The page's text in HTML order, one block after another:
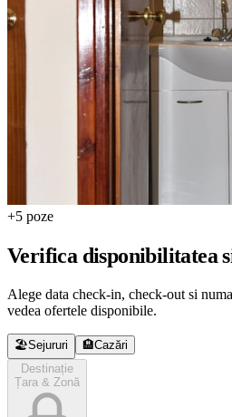
+5 poze
Verifica disponibilitatea
Alege data check-in, check-out si
vedea ofertele disponibile.
🏖️Sejururi 🏨Cazări
Destinație
Țara & Zonă